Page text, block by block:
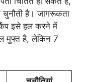
चुनौती है। जागरूकता
इसे हल करने में
मुफ्त है, लेकिन 7